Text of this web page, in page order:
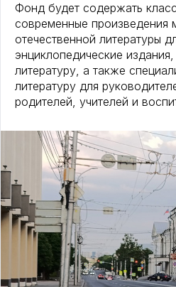
Фонд будет содержать
современные произведения
отечественной литературы
энциклопедические
литературу, а также
литературу для
родителей, учителей и